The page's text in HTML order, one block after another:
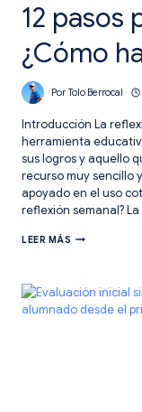
12 pasos
¿Cómo
Por Tolo Berrocal
Introducción La
herramienta
sus logros y aquello
recurso muy sencillo
apoyado en el uso
reflexión semanal?
LEER MÁS 12
REFLEXIÓN.
¿CÓMO
HA